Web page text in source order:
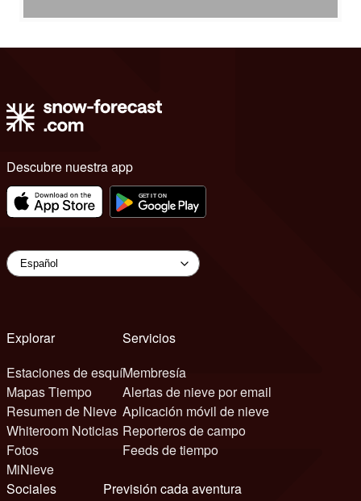
Descubre nuestra app
Explorar
Estaciones de esquí
Mapas Tiempo
Resumen de Nieve
Whiteroom Noticias
Fotos
MiNieve
Servicios
Membresía
Alertas de nieve por email
Aplicación móvil de nieve
Reporteros de campo
Feeds de tiempo
Sociales
Previsión cada aventura